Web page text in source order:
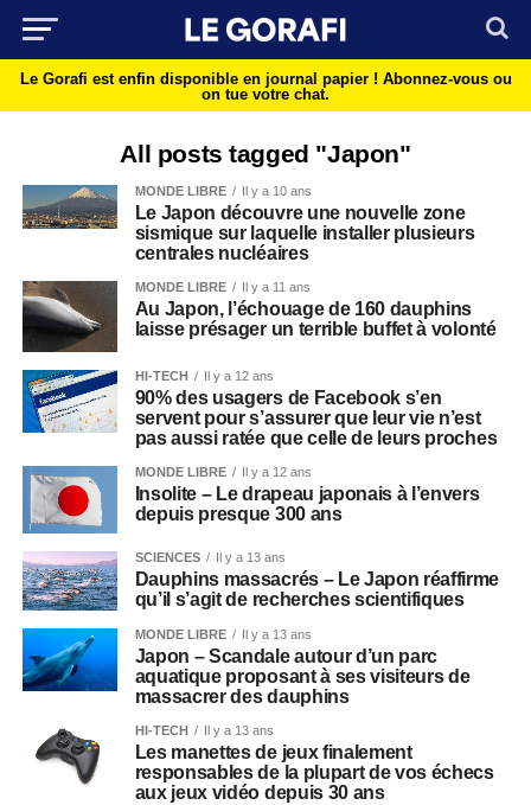
Le Gorafi est enfin disponible en journal papier ! Abonnez-vous ou
on tue votre chat.
All posts tagged "Japon"
MONDE LIBRE Il y a 10 ans
Le Japon découvre une nouvelle zone
sismique sur laquelle installer plusieurs
centrales nucléaires
MONDE LIBRE Il y a 11 ans
Au Japon, l’échouage de 160 dauphins
laisse présager un terrible buffet à volonté
HI-TECH Il y a 12 ans
90% des usagers de Facebook s’en
servent pour s’assurer que leur vie n’est
pas aussi ratée que celle de leurs proches
MONDE LIBRE Il y a 12 ans
Insolite – Le drapeau japonais à l’envers
depuis presque 300 ans
SCIENCES Il y a 13 ans
Dauphins massacrés – Le Japon réaffirme
qu’il s’agit de recherches scientifiques
MONDE LIBRE Il y a 13 ans
Japon – Scandale autour d’un parc
aquatique proposant à ses visiteurs de
massacrer des dauphins
HI-TECH Il y a 13 ans
Les manettes de jeux finalement
responsables de la plupart de vos échecs
aux jeux vidéo depuis 30 ans